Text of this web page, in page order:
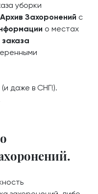
уборки
Захоронений с
о местах
заказа
даже в СНГ!).